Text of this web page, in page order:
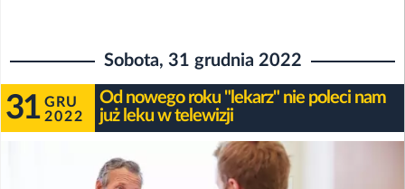
Sobota, 31 grudnia 2022
31 GRU
2022
Od nowego roku "lekarz" nie poleci nam
już leku w telewizji